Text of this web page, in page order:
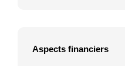
Aspects financiers